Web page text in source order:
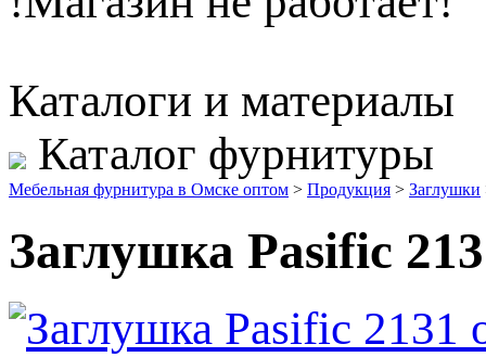
Каталоги и материалы
Каталог фурнитуры
Мебельная фурнитура в Омске оптом > Продукция > Заглушки
Заглушка Pasific